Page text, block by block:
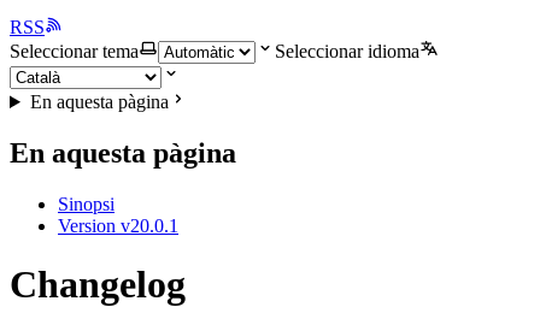
RSS
Seleccionar tema
Seleccionar idioma
En aquesta pàgina
En aquesta pàgina
Sinopsi
Version v20.0.1
Changelog